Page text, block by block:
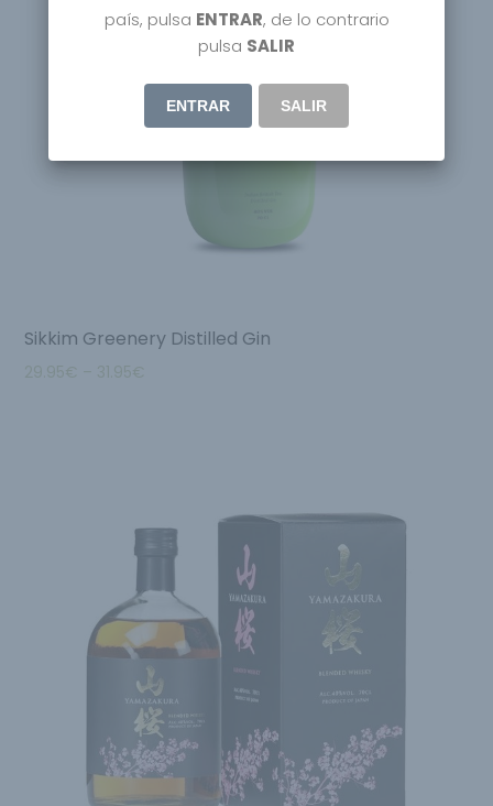
Sikkim Greenery Distilled Gin
29.95€ – 31.95€
país, pulsa ENTRAR, de lo contrario
pulsa SALIR
ENTRAR SALIR